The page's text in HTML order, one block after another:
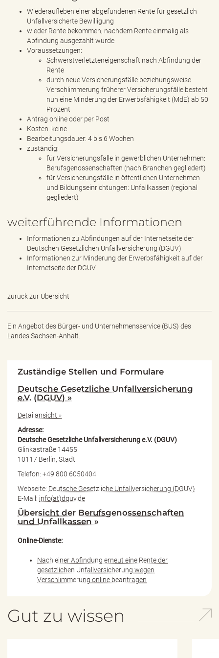
Wiederaufleben einer abgefundenen Rente für gesetzlich
Unfallversicherte Bewilligung
wieder Rente bekommen, nachdem Rente einmalig als
Abfindung ausgezahlt wurde
Voraussetzungen:
Schwerstverletzteneigenschaft nach Abfindung der
Rente
durch neue Versicherungsfälle beziehungsweise
Verschlimmerung früherer Versicherungsfälle besteht
nun eine Minderung der Erwerbsfähigkeit (MdE) ab 50
Prozent
Antrag online oder per Post
Kosten: keine
Bearbeitungsdauer: 4 bis 6 Wochen
zuständig:
für Versicherungsfälle in gewerblichen Unternehmen:
Berufsgenossenschaften (nach Branchen gegliedert)
für Versicherungsfälle in öffentlichen Unternehmen
und Bildungseinrichtungen: Unfallkassen (regional
gegliedert)
weiterführende Informationen
Informationen zu Abfindungen auf der Internetseite der
Deutschen Gesetzlichen Unfallversicherung (DGUV)
Informationen zur Minderung der Erwerbsfähigkeit auf der
Internetseite der DGUV
zurück zur Übersicht
Ein Angebot des Bürger- und Unternehmensservice (BUS) des
Landes Sachsen-Anhalt.
Zuständige Stellen und Formulare
Deutsche Gesetzliche Unfallversicherung
e.V. (DGUV) »
Detailansicht »
Adresse:
Deutsche Gesetzliche Unfallversicherung e.V. (DGUV)
Glinkastraße 14455
10117 Berlin, Stadt
Telefon: +49 800 6050404
Webseite: Deutsche Gesetzliche Unfallversicherung (DGUV)
E-Mail: info(at)dguv.de
Übersicht der Berufsgenossenschaften
und Unfallkassen »
Online-Dienste:
Nach einer Abfindung erneut eine Rente der
gesetzlichen Unfallversicherung wegen
Verschlimmerung online beantragen
Gut zu wissen